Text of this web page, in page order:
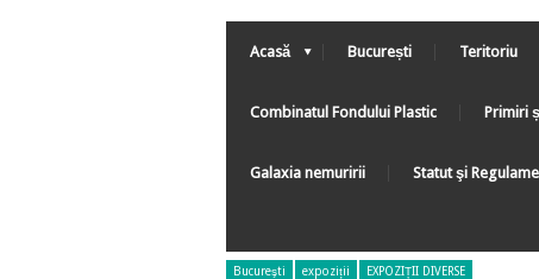
Acasă București Teritoriu
Combinatul Fondului Plastic Primiri
Galaxia nemuririi Statut şi
Bucureşti expoziții EXPOZIȚII DIVERSE